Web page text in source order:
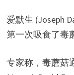
爱默生 (Joseph
第一次吸食了毒
专家称，毒蘑菇